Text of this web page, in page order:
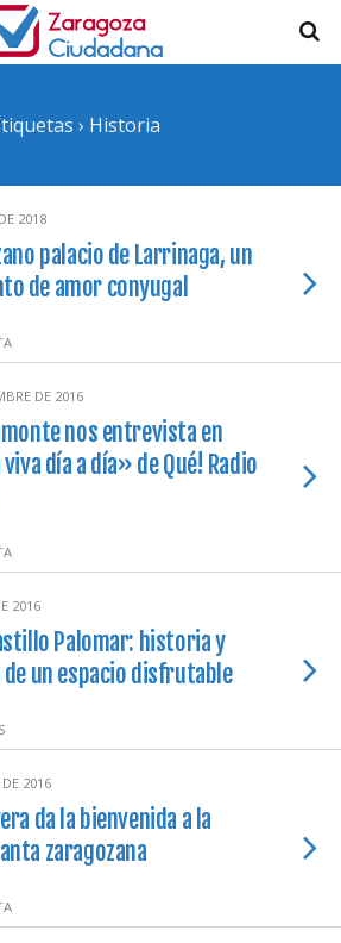
› Historia
2018
palacio de Larrinaga, un
de amor conyugal
DE 2016
nos entrevista en
día a día» de Qué! Radio
2016
Palomar: historia y
un espacio disfrutable
2016
da la bienvenida a la
zaragozana